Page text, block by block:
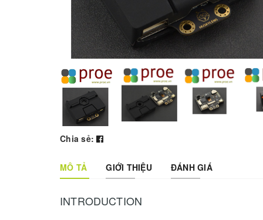
Chia sẻ:
MÔ TẢ GIỚI THIỆU ĐÁNH GIÁ
INTRODUCTION